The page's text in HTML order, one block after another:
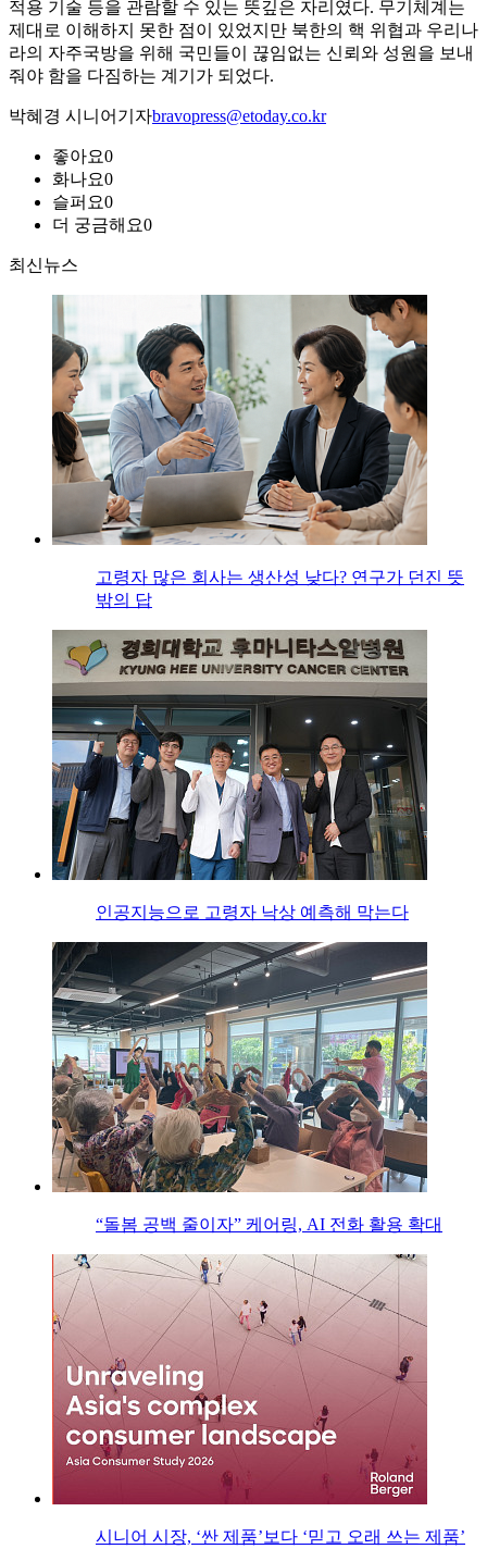
적용 기술 등을 관람할 수 있는 뜻깊은 자리였다. 무기체계는
제대로 이해하지 못한 점이 있었지만 북한의 핵 위협과 우리나
라의 자주국방을 위해 국민들이 끊임없는 신뢰와 성원을 보내
줘야 함을 다짐하는 계기가 되었다.
박혜경 시니어기자bravopress@etoday.co.kr
좋아요0
화나요0
슬퍼요0
더 궁금해요0
최신뉴스
고령자 많은 회사는 생산성 낮다? 연구가 던진 뜻
밖의 답
인공지능으로 고령자 낙상 예측해 막는다
“돌봄 공백 줄이자” 케어링, AI 전화 활용 확대
시니어 시장, ‘싼 제품’보다 ‘믿고 오래 쓰는 제품’